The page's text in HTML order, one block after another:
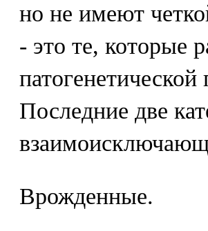
но не имеют
- это те, которые
Последние две
Врожденные.